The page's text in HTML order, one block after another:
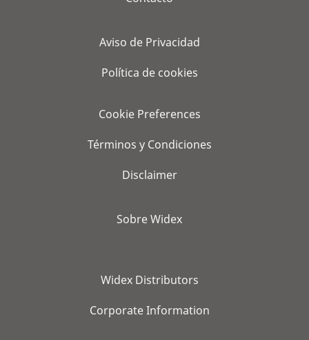
Aviso de Privacidad
Política de cookies
Cookie Preferences
Términos y Condiciones
Disclaimer
Sobre Widex
Widex Distributors
Corporate Information